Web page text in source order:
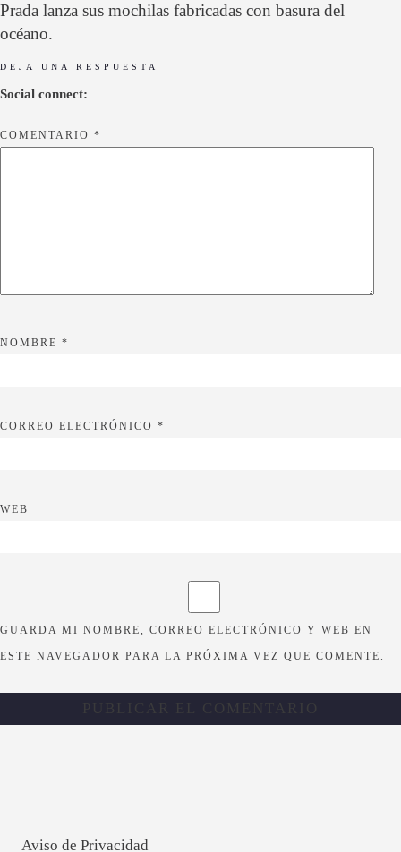
Prada lanza sus mochilas fabricadas con basura del
océano.
DEJA UNA RESPUESTA
Social connect:
COMENTARIO *
NOMBRE *
CORREO ELECTRÓNICO *
WEB
GUARDA MI NOMBRE, CORREO ELECTRÓNICO Y WEB EN
ESTE NAVEGADOR PARA LA PRÓXIMA VEZ QUE COMENTE.
Aviso de Privacidad